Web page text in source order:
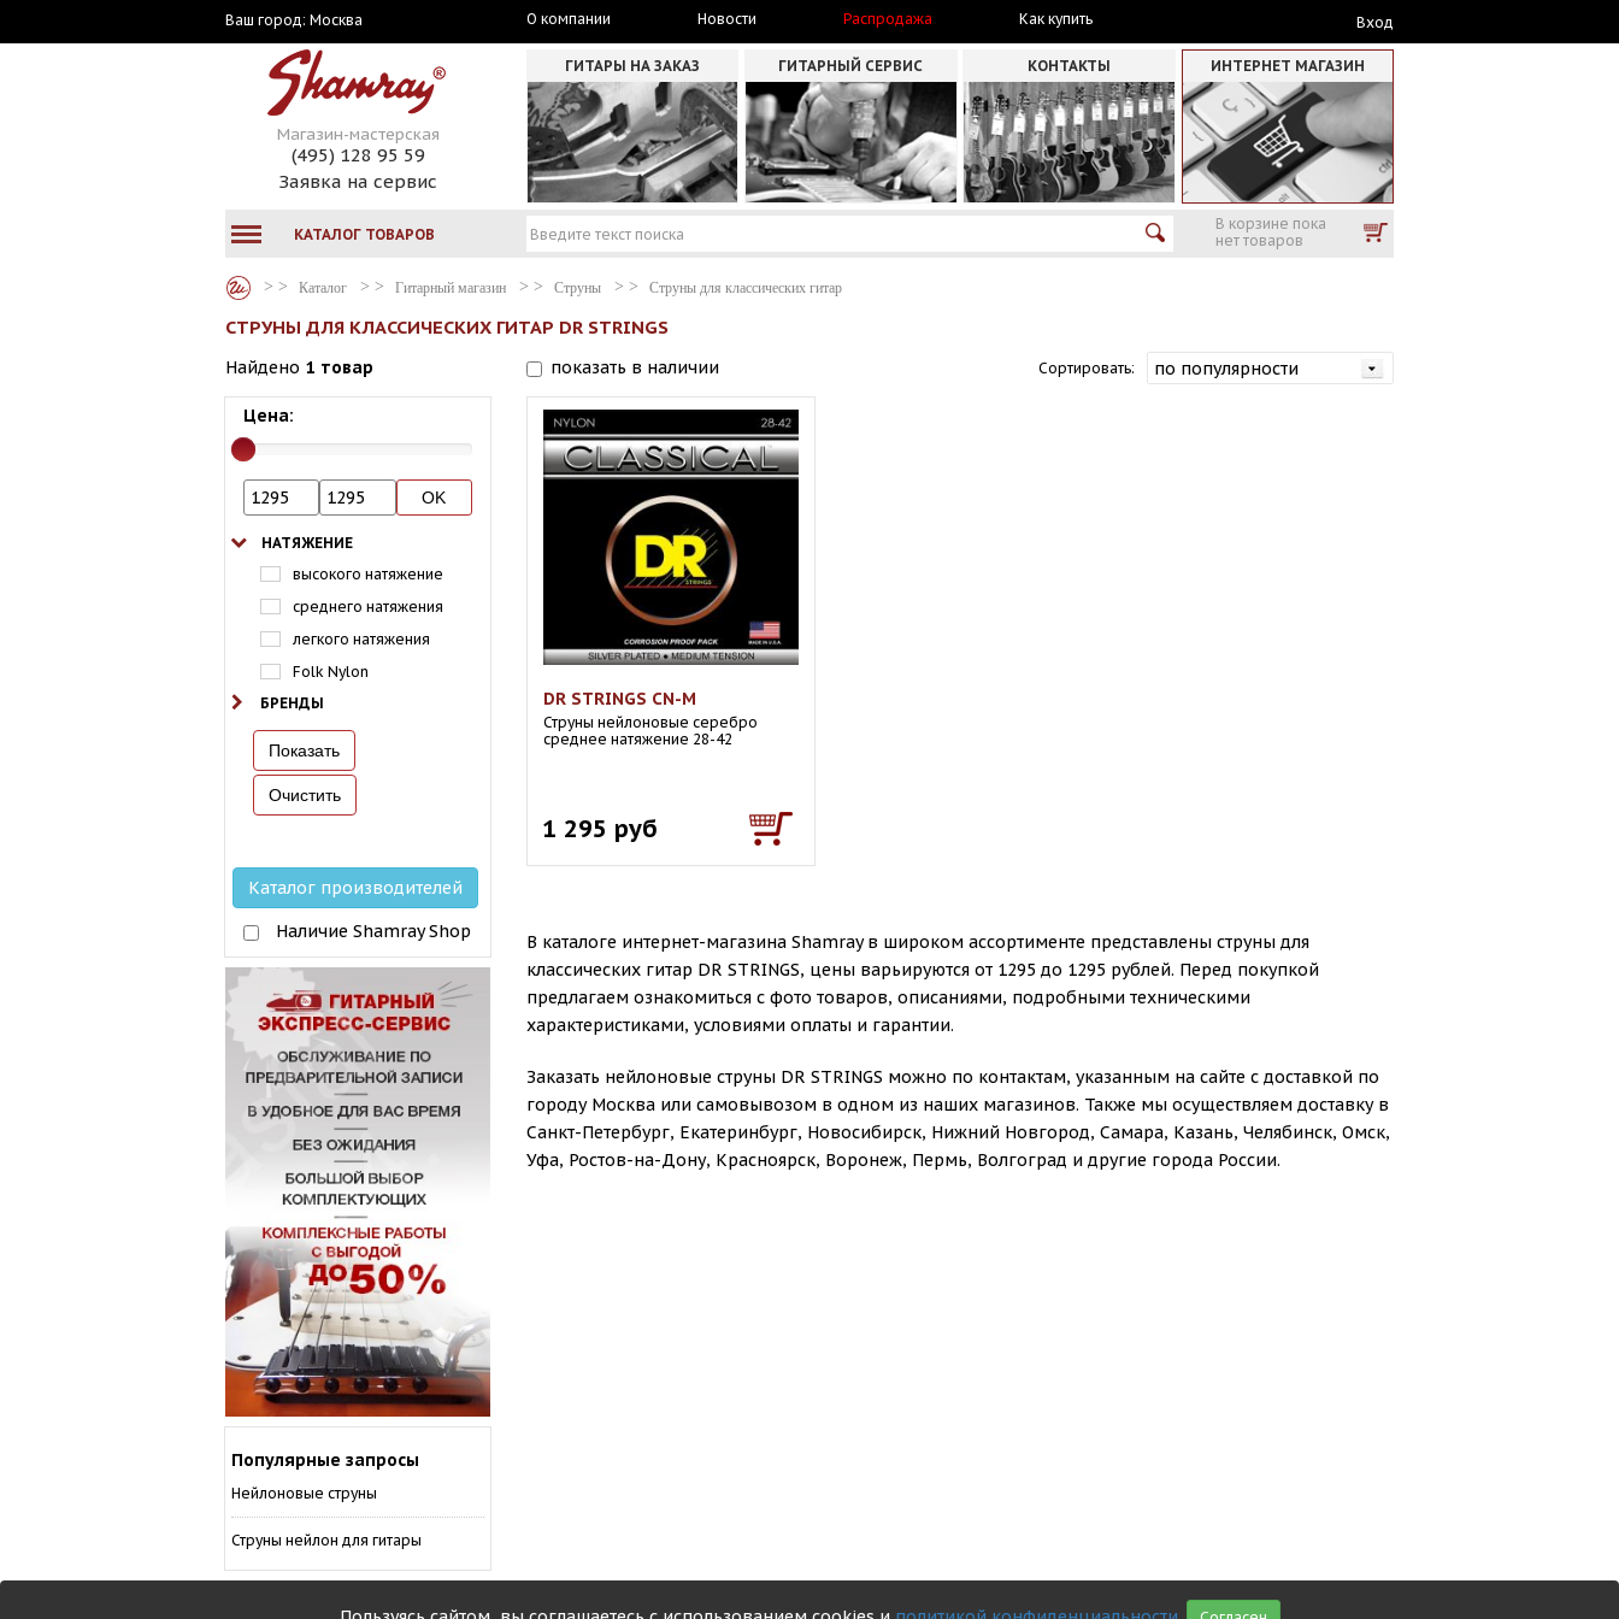
Ваш город: Москва О компании Новости Распродажа Как купить Вход
Магазин-мастерская
(495) 128 95 59
Заявка на сервис
ГИТАРЫ НА ЗАКАЗ ГИТАРНЫЙ СЕРВИС КОНТАКТЫ ИНТЕРНЕТ МАГАЗИН
КАТАЛОГ ТОВАРОВ
В корзине пока
нет товаров
Каталог Гитарный магазин Струны Струны для классических гитар
СТРУНЫ ДЛЯ КЛАССИЧЕСКИХ ГИТАР DR STRINGS
Найдено 1 товар показать в наличии Сортировать:
Цена:
НАТЯЖЕНИЕ
высокого натяжение
среднего натяжения
легкого натяжения
Folk Nylon
БРЕНДЫ
Каталог производителей
Наличие Shamray Shop
Популярные запросы
Нейлоновые струны
Струны нейлон для гитары
DR STRINGS CN-M
Струны нейлоновые серебро
среднее натяжение 28-42
1 295 руб
В каталоге интернет-магазина Shamray в широком ассортименте представлены струны для
классических гитар DR STRINGS, цены варьируются от 1295 до 1295 рублей. Перед покупкой
предлагаем ознакомиться с фото товаров, описаниями, подробными техническими
характеристиками, условиями оплаты и гарантии.
Заказать нейлоновые струны DR STRINGS можно по контактам, указанным на сайте с доставкой по
городу Москва или самовывозом в одном из наших магазинов. Также мы осуществляем доставку в
Санкт-Петербург, Екатеринбург, Новосибирск, Нижний Новгород, Самара, Казань, Челябинск, Омск,
Уфа, Ростов-на-Дону, Красноярск, Воронеж, Пермь, Волгоград и другие города России.